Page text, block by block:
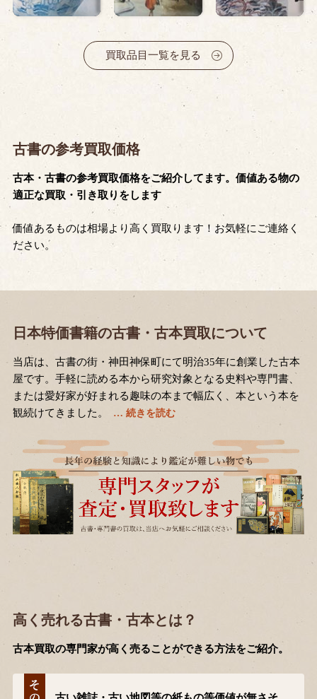
買取品目一覧を見る
古書の参考買取価格
古本・古書の参考買取価格をご紹介してます。価値ある物の
適正な買取・引き取りをします
価値あるものは相場より高く買取ります！お気軽にご連絡く
ださい。
日本特価書籍の古書・古本買取について
当店は、古書の街・神田神保町にて明治35年に創業した古本
屋です。手軽に読める本から研究対象となる史料や専門書、
または愛好家が好まれる趣味の本まで幅広く、本という本を
観続けてきました。
高く売れる古書・古本とは？
古本買取の専門家が高く売ることができる方法をご紹介。